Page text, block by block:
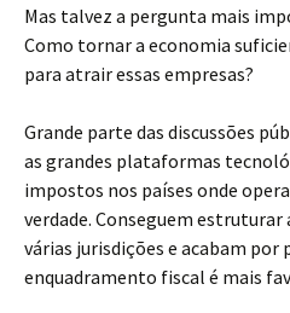
Mas talvez a pergunta mais
Como tornar a economia
para atrair essas empresas?
Grande parte das discussões
as grandes plataformas
impostos nos países onde
verdade. Conseguem estruturar
várias jurisdições e acabam por
enquadramento fiscal é mais